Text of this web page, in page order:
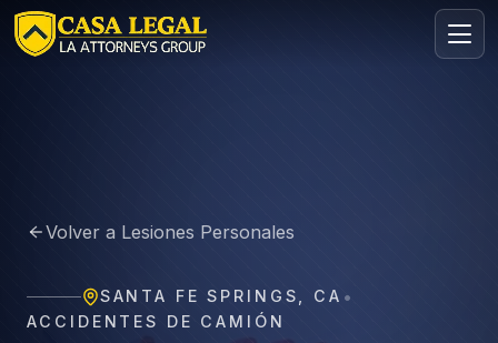
Abogado de Accidentes de Camión en Santa Fe Springs |
Contacto Consulta
GRATIS · CONFIDENCIAL
Solicita tu consulta gratuita
Volver a Lesiones Personales
SANTA FE SPRINGS, CA •
ACCIDENTES DE CAMIÓN